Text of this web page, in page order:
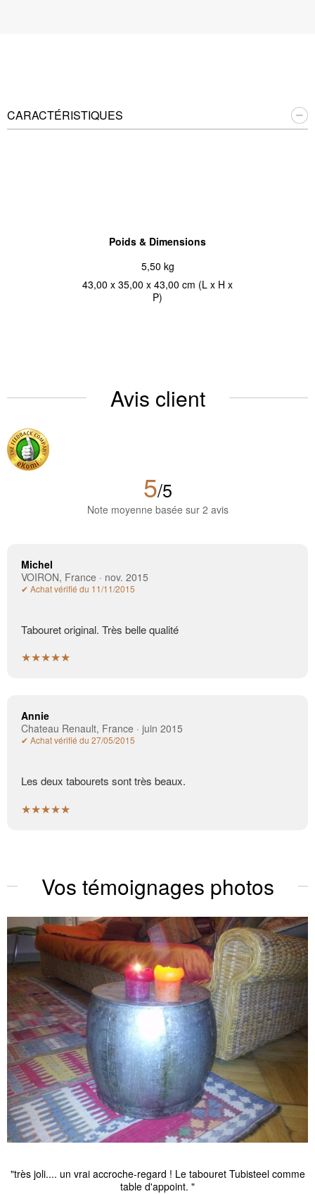
CARACTÉRISTIQUES
Poids & Dimensions
5,50 kg
43,00 x 35,00 x 43,00 cm (L x H x
P)
Avis client
5/5
Note moyenne basée sur 2 avis
Michel
VOIRON, France · nov. 2015
✔ Achat vérifié du 11/11/2015
Tabouret original. Très belle qualité
★★★★★
Annie
Chateau Renault, France · juin 2015
✔ Achat vérifié du 27/05/2015
Les deux tabourets sont très beaux.
★★★★★
Vos témoignages photos
"très joli.... un vrai accroche-regard ! Le tabouret Tubisteel comme
table d'appoint. "